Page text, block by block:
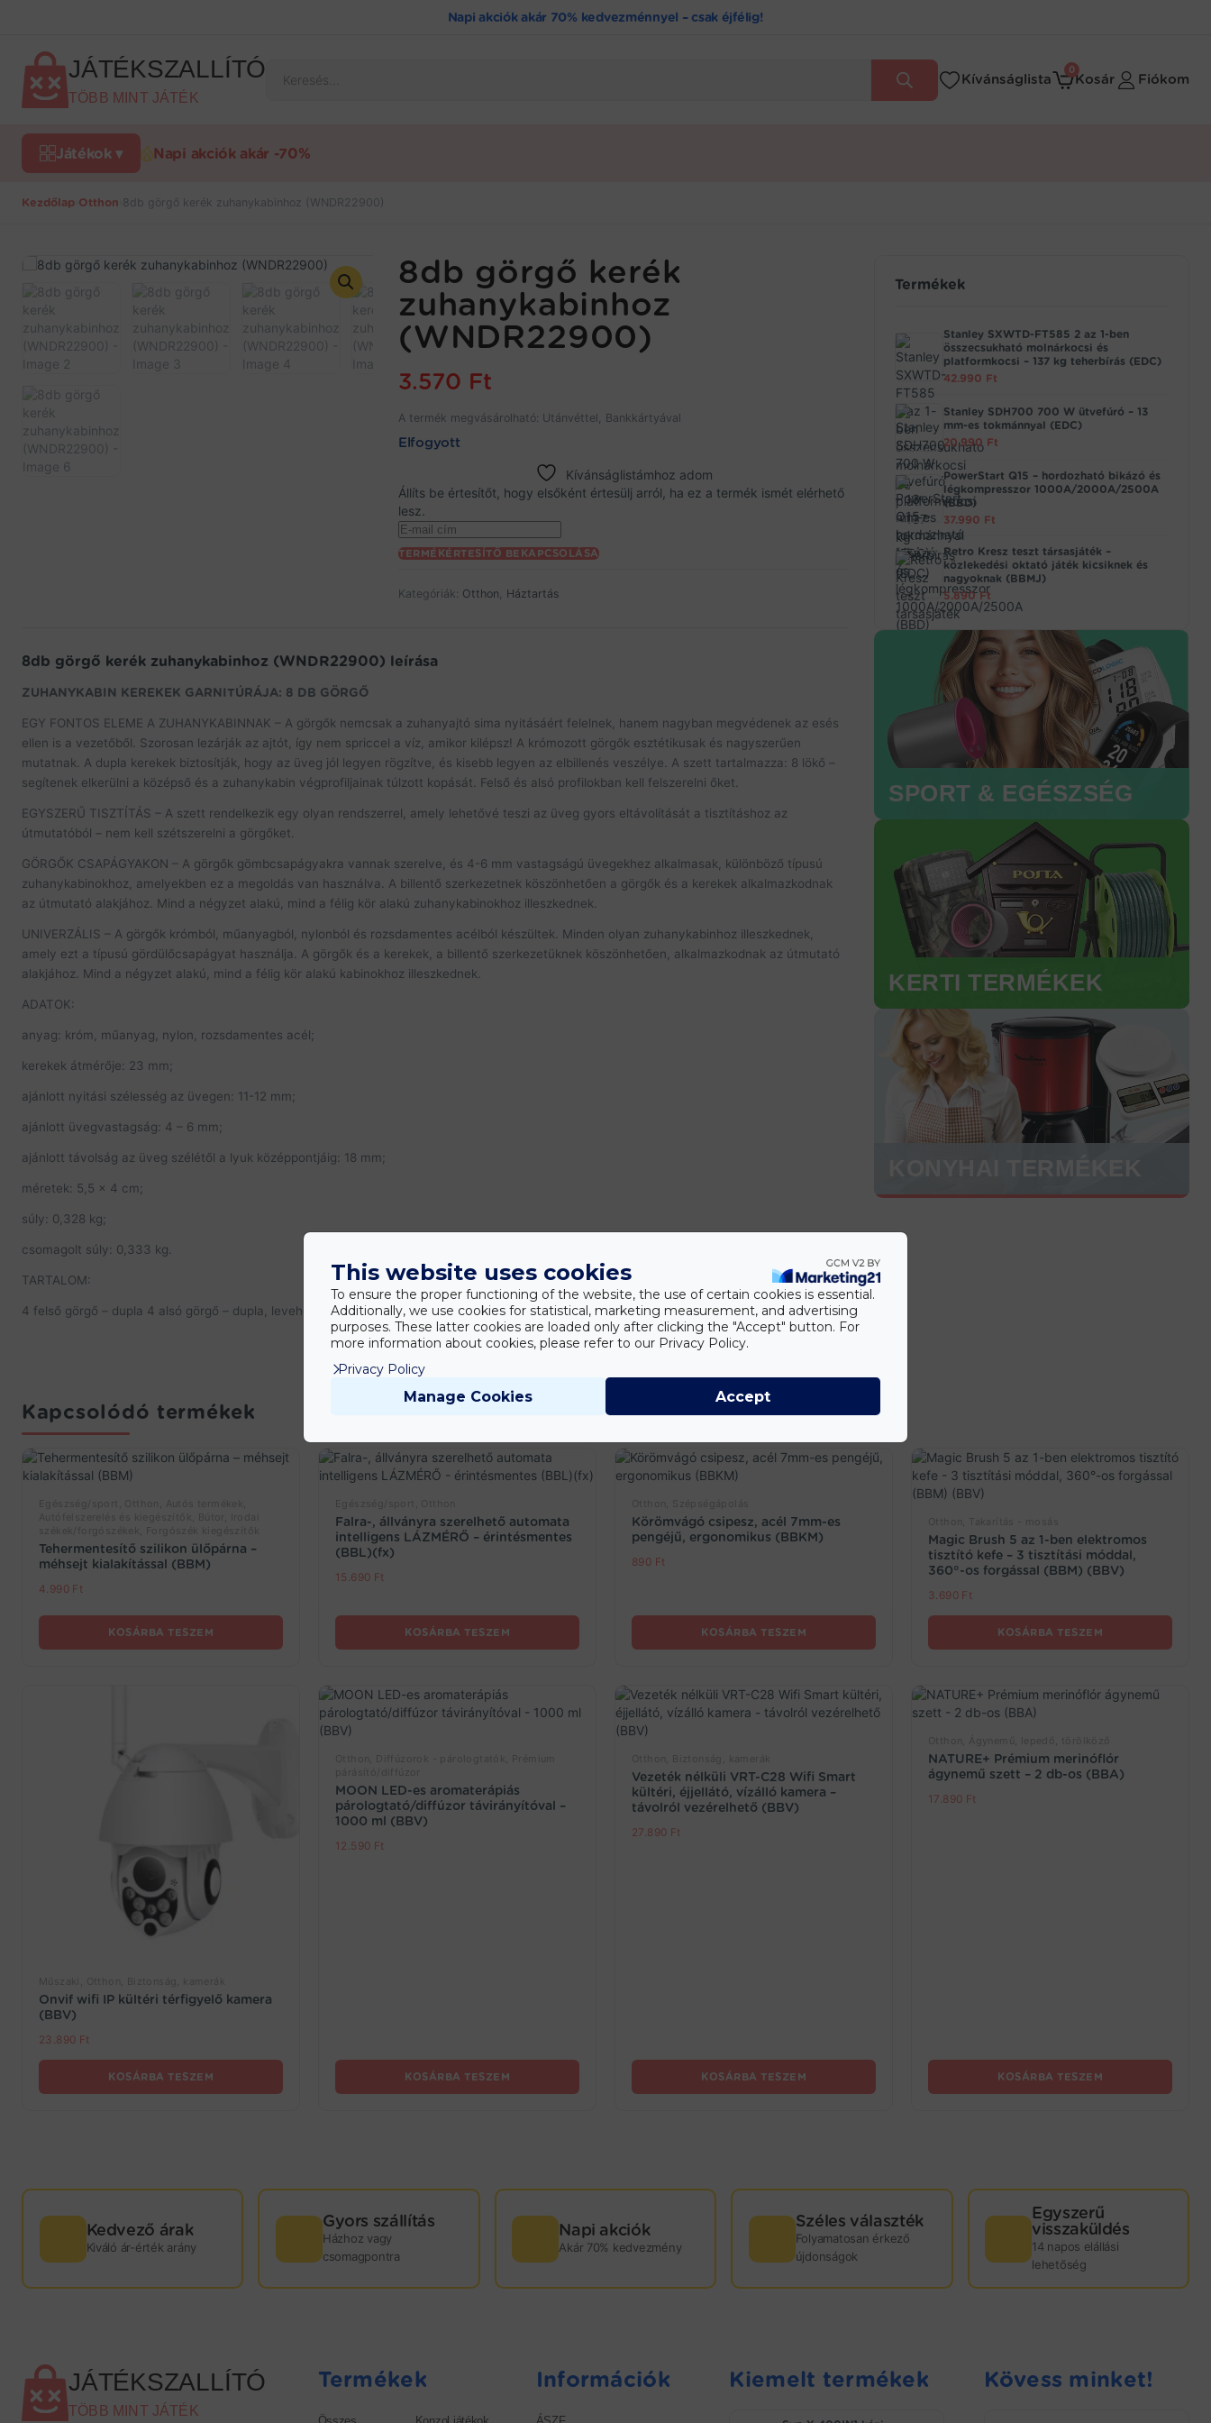
Napi akciók akár 70% kedvezménnyel – csak éjfélig!
JÁTÉKSZALLÍTÓ
TÖBB MINT JÁTÉK
search
Kívánságlista
0
Kosár Fiókom
Játékok ▾ Napi akciók akár -70%
Kezdőlap Otthon 8db görgő kerék zuhanykabinhoz (WNDR22900)
8db görgő kerék
zuhanykabinhoz
(WNDR22900)
3.570 Ft
A termék megvásárolható: Utánvéttel, Bankkártyával
Elfogyott
Kívánságlistámhoz adom
Állíts be értesítőt, hogy elsőként értesülj arról, ha ez a termék ismét elérhető
lesz.
Enter
your
email
to
waitlist
TERMÉKÉRTESÍTŐ BEKAPCSOLÁSA
Kategóriák: Otthon, Háztartás
8db görgő kerék zuhanykabinhoz (WNDR22900) leírása
ZUHANYKABIN KEREKEK GARNITÚRÁJA: 8 DB GÖRGŐ
EGY FONTOS ELEME A ZUHANYKABINNAK – A görgők nemcsak a zuhanyajtó sima nyitásáért felelnek, hanem nagyban megvédenek az esés
ellen is a vezetőből. Szorosan lezárják az ajtót, így nem spriccel a víz, amikor kilépsz! A krómozott görgők esztétikusak és nagyszerűen
mutatnak. A dupla kerekek biztosítják, hogy az üveg jól legyen rögzítve, és kisebb legyen az elbillenés veszélye. A szett tartalmazza: 8 lökő –
segítenek elkerülni a középső és a zuhanykabin végprofiljainak túlzott kopását. Felső és alsó profilokban kell felszerelni őket.
EGYSZERŰ TISZTÍTÁS – A szett rendelkezik egy olyan rendszerrel, amely lehetővé teszi az üveg gyors eltávolítását a tisztításhoz az
útmutatóból – nem kell szétszerelni a görgőket.
GÖRGŐK CSAPÁGYAKON – A görgők gömbcsapágyakra vannak szerelve, és 4-6 mm vastagságú üvegekhez alkalmasak, különböző típusú
zuhanykabinokhoz, amelyekben ez a megoldás van használva. A billentő szerkezetnek köszönhetően a görgők és a kerekek alkalmazkodnak
az útmutató alakjához. Mind a négyzet alakú, mind a félig kör alakú zuhanykabinokhoz illeszkednek.
UNIVERZÁLIS – A görgők krómból, műanyagból, nylonból és rozsdamentes acélból készültek. Minden olyan zuhanykabinhoz illeszkednek,
amely ezt a típusú gördülőcsapágyat használja. A görgők és a kerekek, a billentő szerkezetüknek köszönhetően, alkalmazkodnak az útmutató
alakjához. Mind a négyzet alakú, mind a félig kör alakú kabinokhoz illeszkednek.
ADATOK:
anyag: króm, műanyag, nylon, rozsdamentes acél;
kerekek átmérője: 23 mm;
ajánlott nyitási szélesség az üvegen: 11-12 mm;
ajánlott üvegvastagság: 4 – 6 mm;
ajánlott távolság az üveg szélétől a lyuk középpontjáig: 18 mm;
méretek: 5,5 x 4 cm;
súly: 0,328 kg;
csomagolt súly: 0,333 kg.
TARTALOM:
4 felső görgő – dupla 4 alsó görgő – dupla, levehető 8 lökő
Termékek
Stanley SXWTD-FT585 2 az 1-ben
összecsukható molnárkocsi és
platformkocsi – 137 kg teherbírás (EDC)
42.990 Ft
Stanley SDH700 700 W ütvefúró – 13
mm-es tokmánnyal (EDC)
20.990 Ft
PowerStart Q15 – hordozható bikázó és
légkompresszor 1000A/2000A/2500A
(BBD)
37.990 Ft
Retro Kresz teszt társasjáték –
közlekedési oktató játék kicsiknek és
nagyoknak (BBMJ)
5.890Ft
SPORT & EGÉSZSÉG
KERTI TERMÉKEK
Kapcsolódó termékek
Tehermentesítő szilikon ülőpárna –
méhsejt kialakítással (BBM)
4.990 Ft
KOSÁRBA TESZEM
Falra-, állványra szerelhető automata
intelligens LÁZMÉRŐ – érintésmentes
(BBL)(fx)
15.690 Ft
KOSÁRBA TESZEM
Körömvágó csipesz, acél 7mm-es
pengéjű, ergonomikus (BBKM)
890 Ft
KOSÁRBA TESZEM
Magic Brush 5 az 1-ben elektromos
tisztító kefe – 3 tisztítási móddal,
360°-os forgással (BBM) (BBV)
3.690 Ft
KOSÁRBA TESZEM
Onvif wifi IP kültéri térfigyelő kamera
(BBV)
23.890 Ft
KOSÁRBA TESZEM
MOON LED-es aromaterápiás
párologtató/diffúzor távirányítóval –
1000 ml (BBV)
12.590 Ft
KOSÁRBA TESZEM
Vezeték nélküli VRT-C28 Wifi Smart
kültéri, éjjellátó, vízálló kamera –
távolról vezérelhető (BBV)
27.890 Ft
KOSÁRBA TESZEM
NATURE+ Prémium merinóflór
ágynemű szett – 2 db-os (BBA)
17.890 Ft
KOSÁRBA TESZEM
GYORS
KISZÁLLÍTÁS!
raktárról: ebben az esetben sokkal rövidebb
kiszállítási időre, 1–3 munkanapra kell számítani.
Abban az esetben, ha a kiválasztott termék nem
Kedvező árak
Kiváló ár-érték arány
Gyors szállítás
Házhoz vagy
csomagpontra
Napi akciók
Akár 70% kedvezmény
Széles választék
Folyamatosan érkező
újdonságok
Egyszerű
visszaküldés
14 napos elállási
lehetőség
JÁTÉKSZALLÍTÓ
TÖBB MINT JÁTÉK
Termékek Információk Kiemelt termékek Kövess minket!
This website uses cookies
To ensure the proper functioning of the website, the use of certain cookies is essential.
Additionally, we use cookies for statistical, marketing measurement, and advertising
purposes. These latter cookies are loaded only after clicking the "Accept" button. For
more information about cookies, please refer to our Privacy Policy.
Privacy Policy
Manage Cookies Accept